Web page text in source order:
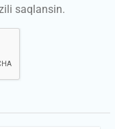
saqlansin.